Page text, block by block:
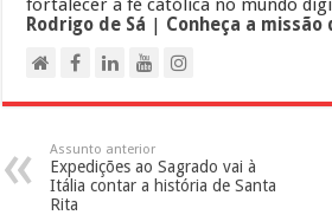
Rodrigo de Sá | Conheça a missão
Assunto anterior
Expedições ao Sagrado vai à
Itália contar a história de Santa
Rita